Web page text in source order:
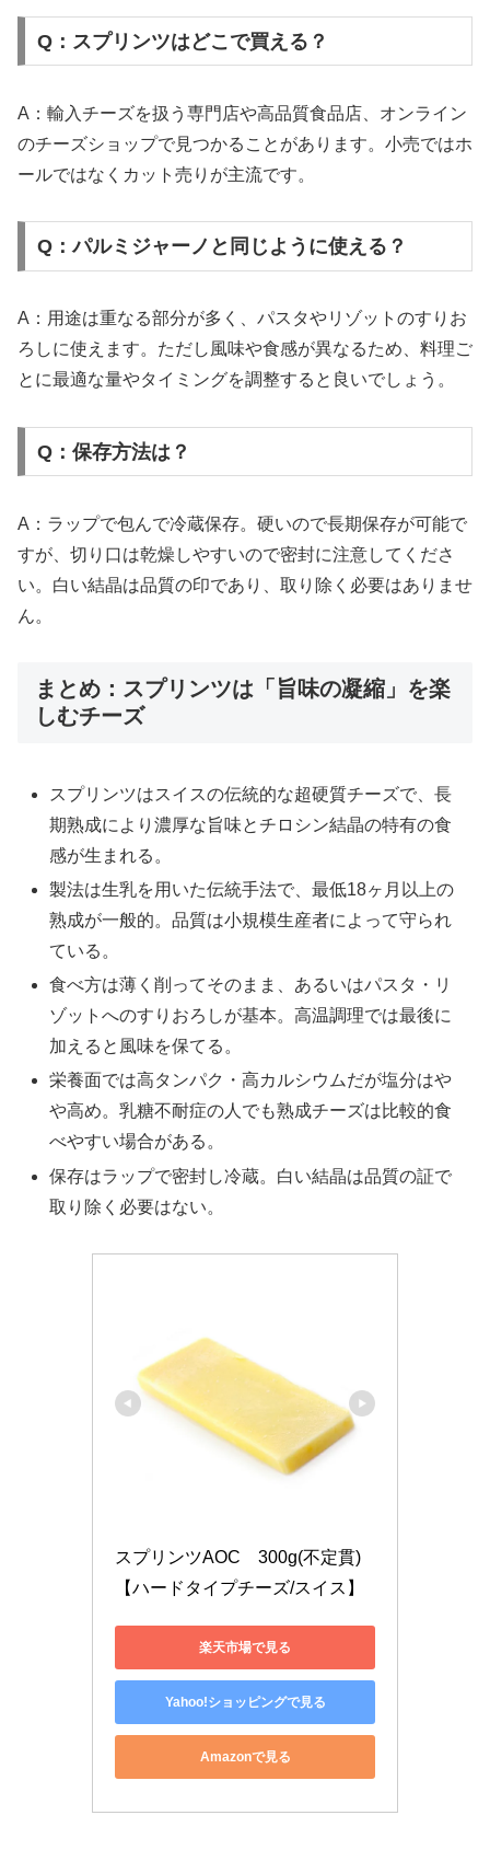
Q：スプリンツはどこで買える？
A：輸入チーズを扱う専門店や高品質食品店、オンライン
のチーズショップで見つかることがあります。小売ではホ
ールではなくカット売りが主流です。
Q：パルミジャーノと同じように使える？
A：用途は重なる部分が多く、パスタやリゾットのすりお
ろしに使えます。ただし風味や食感が異なるため、料理ご
とに最適な量やタイミングを調整すると良いでしょう。
Q：保存方法は？
A：ラップで包んで冷蔵保存。硬いので長期保存が可能で
すが、切り口は乾燥しやすいので密封に注意してくださ
い。白い結晶は品質の印であり、取り除く必要はありませ
ん。
まとめ：スプリンツは「旨味の凝縮」を楽
しむチーズ
スプリンツはスイスの伝統的な超硬質チーズで、長
期熟成により濃厚な旨味とチロシン結晶の特有の食
感が生まれる。
製法は生乳を用いた伝統手法で、最低18ヶ月以上の
熟成が一般的。品質は小規模生産者によって守られ
ている。
食べ方は薄く削ってそのまま、あるいはパスタ・リ
ゾットへのすりおろしが基本。高温調理では最後に
加えると風味を保てる。
栄養面では高タンパク・高カルシウムだが塩分はや
や高め。乳糖不耐症の人でも熟成チーズは比較的食
べやすい場合がある。
保存はラップで密封し冷蔵。白い結晶は品質の証で
取り除く必要はない。
スプリンツAOC　300g(不定貫)
【ハードタイプチーズ/スイス】
楽天市場で見る
Yahoo!ショッピングで見る
Amazonで見る